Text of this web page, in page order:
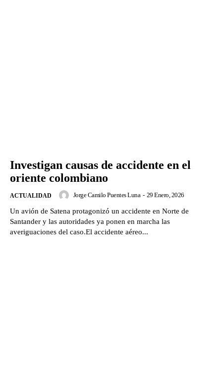
Investigan causas de accidente en el
oriente colombiano
ACTUALIDAD Jorge Camilo Puentes Luna - 29 Enero, 2026
Un avión de Satena protagonizó un accidente en Norte de
Santander y las autoridades ya ponen en marcha las
averiguaciones del caso.El accidente aéreo...